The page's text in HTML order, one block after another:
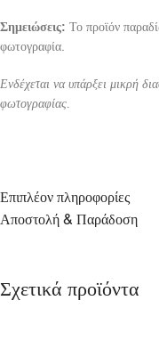
Σημειώσεις: Το προϊόν
φωτογραφία.
Ενδέχεται να υπάρξει μικρή
φωτογραφίας.
Επιπλέον πληροφορίες
Αποστολή & Παράδοση
Σχετικά προϊόντα